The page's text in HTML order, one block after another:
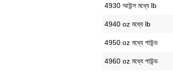
4930 আউন্স মধ্যে lb
4940 oz মধ্যে lb
4950 oz মধ্যে পাউন্ড
4960 oz মধ্যে পাউন্ড